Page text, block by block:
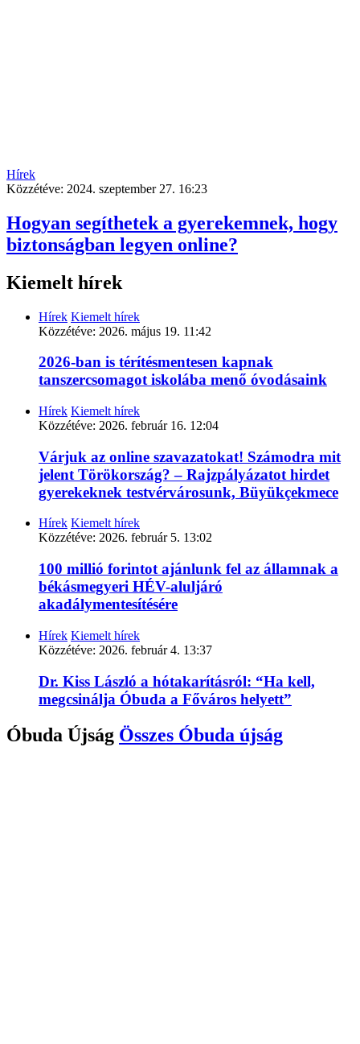
Hírek
Közzétéve: 2024. szeptember 27. 16:23
Hogyan segíthetek a gyerekemnek, hogy
biztonságban legyen online?
Kiemelt hírek
Hírek Kiemelt hírek
Közzétéve: 2026. május 19. 11:42
2026-ban is térítésmentesen kapnak
tanszercsomagot iskolába menő óvodásaink
Hírek Kiemelt hírek
Közzétéve: 2026. február 16. 12:04
Várjuk az online szavazatokat! Számodra mit
jelent Törökország? – Rajzpályázatot hirdet
gyerekeknek testvérvárosunk, Büyükçekmece
Hírek Kiemelt hírek
Közzétéve: 2026. február 5. 13:02
100 millió forintot ajánlunk fel az államnak a
békásmegyeri HÉV-aluljáró
akadálymentesítésére
Hírek Kiemelt hírek
Közzétéve: 2026. február 4. 13:37
Dr. Kiss László a hótakarításról: “Ha kell,
megcsinálja Óbuda a Főváros helyett”
Óbuda Újság Összes Óbuda újság